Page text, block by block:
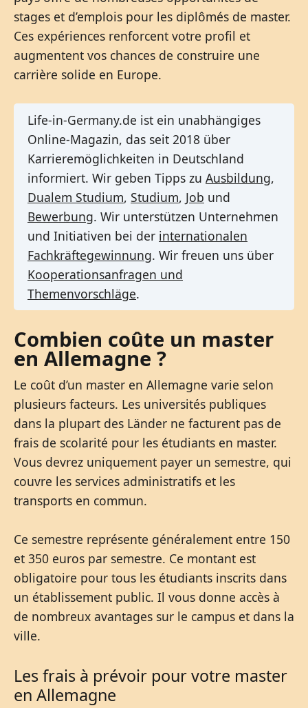
stages et d’emplois pour les diplômés de master.
Ces expériences renforcent votre profil et
augmentent vos chances de construire une
carrière solide en Europe.
Life-in-Germany.de ist ein unabhängiges
Online-Magazin, das seit 2018 über
Karrieremöglichkeiten in Deutschland
informiert. Wir geben Tipps zu Ausbildung,
Dualem Studium, Studium, Job und
Bewerbung. Wir unterstützen Unternehmen
und Initiativen bei der internationalen
Fachkräftegewinnung. Wir freuen uns über
Kooperationsanfragen und
Themenvorschläge.
Combien coûte un master
en Allemagne ?
Le coût d’un master en Allemagne varie selon
plusieurs facteurs. Les universités publiques
dans la plupart des Länder ne facturent pas de
frais de scolarité pour les étudiants en master.
Vous devrez uniquement payer un semestre, qui
couvre les services administratifs et les
transports en commun.
Ce semestre représente généralement entre 150
et 350 euros par semestre. Ce montant est
obligatoire pour tous les étudiants inscrits dans
un établissement public. Il vous donne accès à
de nombreux avantages sur le campus et dans la
ville.
Les frais à prévoir pour votre master
en Allemagne